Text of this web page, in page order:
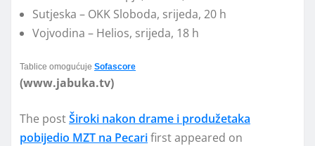
Sutjeska – OKK Sloboda, srijeda, 20 h
Vojvodina – Helios, srijeda, 18 h
Tablice omogućuje Sofascore
(www.jabuka.tv)
The postŠiroki nakon drame i produžetaka
pobijedio MZT na Pecarifirst appeared on